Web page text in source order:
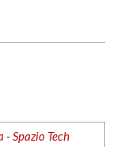
Spazio Tech